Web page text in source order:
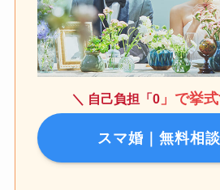
＼ 自己負担「0」で挙
スマ婚｜無料相